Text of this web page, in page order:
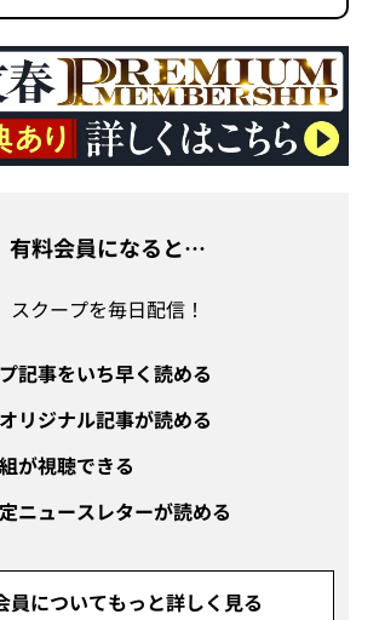
有料会員になると…
スクープを毎日配信！
記事をいち早く読める
リジナル記事が読める
が視聴できる
ニュースレターが読める
員についてもっと詳しく見る